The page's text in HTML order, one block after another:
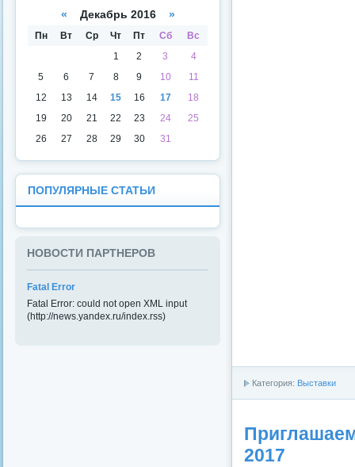
Категория: Выставки
2017
« Декабрь 2016 »
Пн Вт Ср Чт Пт Сб
Вс
1
2 3
4
5
6 7 8 9 10
11
12
13 14 15 16 17
18
19
20 21 22 23 24
25
26
27 28 29 30 31
ПОПУЛЯРНЫЕ СТАТЬИ
НОВОСТИ ПАРТНЕРОВ
Fatal Error
Fatal Error: could not open XML input
(http://news.yandex.ru/index.rss)